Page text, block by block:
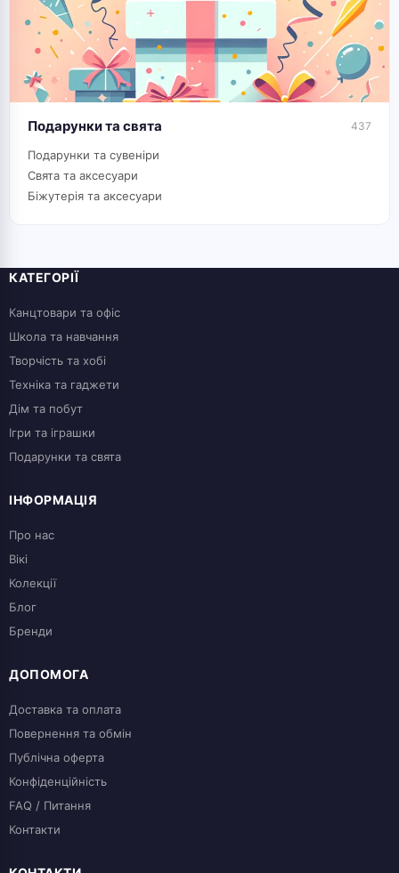
Подарунки та свята 437
Подарунки та сувеніри
Свята та аксесуари
Біжутерія та аксесуари
КАТЕГОРІЇ
Канцтовари та офіс
Школа та навчання
Творчість та хобі
Техніка та гаджети
Дім та побут
Ігри та іграшки
Подарунки та свята
ІНФОРМАЦІЯ
Про нас
Вікі
Колекції
Блог
Бренди
ДОПОМОГА
Доставка та оплата
Повернення та обмін
Публічна оферта
Конфіденційність
FAQ / Питання
Контакти